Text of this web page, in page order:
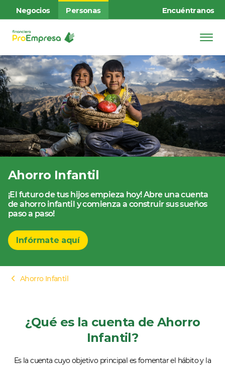
Negocios Personas Encuéntranos
Ahorro Infantil
¡El futuro de tus hijos empieza hoy! Abre una cuenta
de ahorro infantil y comienza a construir sus sueños
paso a paso!
Infórmate aquí
Ahorro Infantil
¿Qué es la cuenta de Ahorro
Infantil?
Es la cuenta cuyo objetivo principal es fomentar el hábito y la